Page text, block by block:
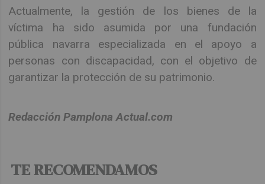
Actualmente, la gestión de los bienes de la
víctima ha sido asumida por una fundación
pública navarra especializada en el apoyo a
personas con discapacidad, con el objetivo de
garantizar la protección de su patrimonio.
Redacción Pamplona Actual.com
TE RECOMENDAMOS